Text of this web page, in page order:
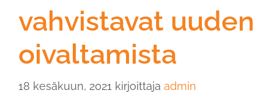
vahvistavat uuden
oivaltamista
18 kesäkuun, 2021 kirjoittaja admin